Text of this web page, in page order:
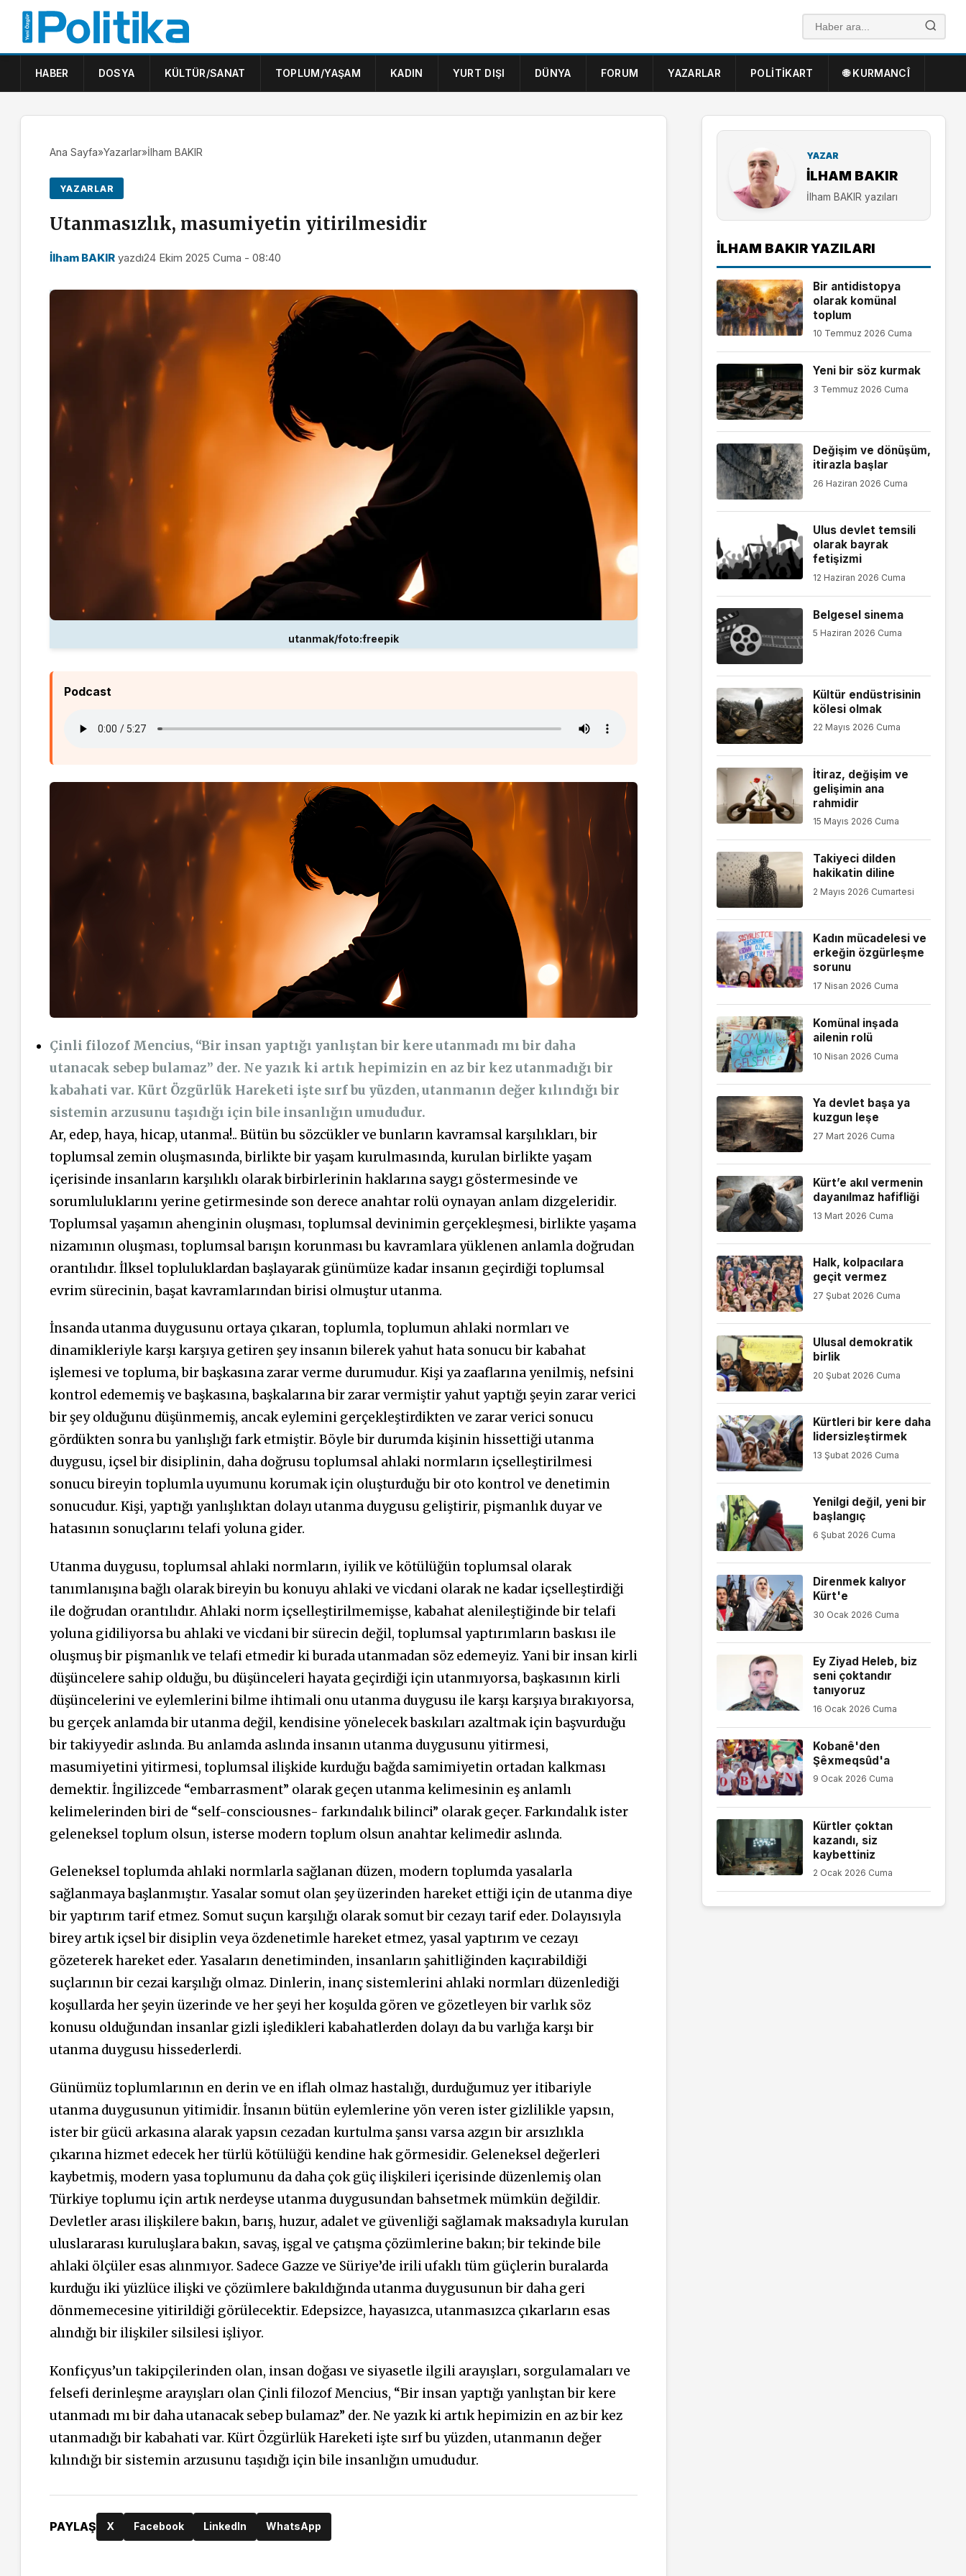
HABER DOSYA KÜLTÜR/SANAT TOPLUM/YAŞAM KADIN YURT DIŞI DÜNYA FORUM YAZARLAR POLITIKART 🌐 KURMANCÎ
Ana Sayfa»Yazarlar»İlham BAKIR
YAZARLAR
Utanmasızlık, masumiyetin yitirilmesidir
İlham BAKIR yazdı24 Ekim 2025 Cuma - 08:40
utanmak/foto:freepik
Podcast
Çinli filozof Mencius, “Bir insan yaptığı yanlıştan bir kere utanmadı mı bir daha
utanacak sebep bulamaz” der. Ne yazık ki artık hepimizin en az bir kez utanmadığı bir
kabahati var. Kürt Özgürlük Hareketi işte sırf bu yüzden, utanmanın değer kılındığı bir
sistemin arzusunu taşıdığı için bile insanlığın umududur.
Ar, edep, haya, hicap, utanma!.. Bütün bu sözcükler ve bunların kavramsal karşılıkları, bir
toplumsal zemin oluşmasında, birlikte bir yaşam kurulmasında, kurulan birlikte yaşam
içerisinde insanların karşılıklı olarak birbirlerinin haklarına saygı göstermesinde ve
sorumluluklarını yerine getirmesinde son derece anahtar rolü oynayan anlam dizgeleridir.
Toplumsal yaşamın ahenginin oluşması, toplumsal devinimin gerçekleşmesi, birlikte yaşama
nizamının oluşması, toplumsal barışın korunması bu kavramlara yüklenen anlamla doğrudan
orantılıdır. İlksel topluluklardan başlayarak günümüze kadar insanın geçirdiği toplumsal
evrim sürecinin, başat kavramlarından birisi olmuştur utanma.
İnsanda utanma duygusunu ortaya çıkaran, toplumla, toplumun ahlaki normları ve
dinamikleriyle karşı karşıya getiren şey insanın bilerek yahut hata sonucu bir kabahat
işlemesi ve topluma, bir başkasına zarar verme durumudur. Kişi ya zaaflarına yenilmiş, nefsini
kontrol edememiş ve başkasına, başkalarına bir zarar vermiştir yahut yaptığı şeyin zarar verici
bir şey olduğunu düşünmemiş, ancak eylemini gerçekleştirdikten ve zarar verici sonucu
gördükten sonra bu yanlışlığı fark etmiştir. Böyle bir durumda kişinin hissettiği utanma
duygusu, içsel bir disiplinin, daha doğrusu toplumsal ahlaki normların içselleştirilmesi
sonucu bireyin toplumla uyumunu korumak için oluşturduğu bir oto kontrol ve denetimin
sonucudur. Kişi, yaptığı yanlışlıktan dolayı utanma duygusu geliştirir, pişmanlık duyar ve
hatasının sonuçlarını telafi yoluna gider.
Utanma duygusu, toplumsal ahlaki normların, iyilik ve kötülüğün toplumsal olarak
tanımlanışına bağlı olarak bireyin bu konuyu ahlaki ve vicdani olarak ne kadar içselleştirdiği
ile doğrudan orantılıdır. Ahlaki norm içselleştirilmemişse, kabahat alenileştiğinde bir telafi
yoluna gidiliyorsa bu ahlaki ve vicdani bir sürecin değil, toplumsal yaptırımların baskısı ile
oluşmuş bir pişmanlık ve telafi etmedir ki burada utanmadan söz edemeyiz. Yani bir insan kirli
düşüncelere sahip olduğu, bu düşünceleri hayata geçirdiği için utanmıyorsa, başkasının kirli
düşüncelerini ve eylemlerini bilme ihtimali onu utanma duygusu ile karşı karşıya bırakıyorsa,
bu gerçek anlamda bir utanma değil, kendisine yönelecek baskıları azaltmak için başvurduğu
bir takiyyedir aslında. Bu anlamda aslında insanın utanma duygusunu yitirmesi,
masumiyetini yitirmesi, toplumsal ilişkide kurduğu bağda samimiyetin ortadan kalkması
demektir. İngilizcede “embarrasment” olarak geçen utanma kelimesinin eş anlamlı
kelimelerinden biri de “self-consciousnes- farkındalık bilinci” olarak geçer. Farkındalık ister
geleneksel toplum olsun, isterse modern toplum olsun anahtar kelimedir aslında.
Geleneksel toplumda ahlaki normlarla sağlanan düzen, modern toplumda yasalarla
sağlanmaya başlanmıştır. Yasalar somut olan şey üzerinden hareket ettiği için de utanma diye
bir yaptırım tarif etmez. Somut suçun karşılığı olarak somut bir cezayı tarif eder. Dolayısıyla
birey artık içsel bir disiplin veya özdenetimle hareket etmez, yasal yaptırım ve cezayı
gözeterek hareket eder. Yasaların denetiminden, insanların şahitliğinden kaçırabildiği
suçlarının bir cezai karşılığı olmaz. Dinlerin, inanç sistemlerini ahlaki normları düzenlediği
koşullarda her şeyin üzerinde ve her şeyi her koşulda gören ve gözetleyen bir varlık söz
konusu olduğundan insanlar gizli işledikleri kabahatlerden dolayı da bu varlığa karşı bir
utanma duygusu hissederlerdi.
Günümüz toplumlarının en derin ve en iflah olmaz hastalığı, durduğumuz yer itibariyle
utanma duygusunun yitimidir. İnsanın bütün eylemlerine yön veren ister gizlilikle yapsın,
ister bir gücü arkasına alarak yapsın cezadan kurtulma şansı varsa azgın bir arsızlıkla
çıkarına hizmet edecek her türlü kötülüğü kendine hak görmesidir. Geleneksel değerleri
kaybetmiş, modern yasa toplumunu da daha çok güç ilişkileri içerisinde düzenlemiş olan
Türkiye toplumu için artık nerdeyse utanma duygusundan bahsetmek mümkün değildir.
Devletler arası ilişkilere bakın, barış, huzur, adalet ve güvenliği sağlamak maksadıyla kurulan
uluslararası kuruluşlara bakın, savaş, işgal ve çatışma çözümlerine bakın; bir tekinde bile
ahlaki ölçüler esas alınmıyor. Sadece Gazze ve Süriye’de irili ufaklı tüm güçlerin buralarda
kurduğu iki yüzlüce ilişki ve çözümlere bakıldığında utanma duygusunun bir daha geri
dönmemecesine yitirildiği görülecektir. Edepsizce, hayasızca, utanmasızca çıkarların esas
alındığı bir ilişkiler silsilesi işliyor.
Konfiçyus’un takipçilerinden olan, insan doğası ve siyasetle ilgili arayışları, sorgulamaları ve
felsefi derinleşme arayışları olan Çinli filozof Mencius, “Bir insan yaptığı yanlıştan bir kere
utanmadı mı bir daha utanacak sebep bulamaz” der. Ne yazık ki artık hepimizin en az bir kez
utanmadığı bir kabahati var. Kürt Özgürlük Hareketi işte sırf bu yüzden, utanmanın değer
kılındığı bir sistemin arzusunu taşıdığı için bile insanlığın umududur.
PAYLAŞ X Facebook LinkedIn WhatsApp
YAZAR
İLHAM BAKIR
İlham BAKIR yazıları
İLHAM BAKIR YAZILARI
Bir antidistopya
olarak komünal
toplum
10 Temmuz 2026 Cuma
Yeni bir söz kurmak
3 Temmuz 2026 Cuma
Değişim ve dönüşüm,
itirazla başlar
26 Haziran 2026 Cuma
Ulus devlet temsili
olarak bayrak
fetişizmi
12 Haziran 2026 Cuma
Belgesel sinema
5 Haziran 2026 Cuma
Kültür endüstrisinin
kölesi olmak
22 Mayıs 2026 Cuma
İtiraz, değişim ve
gelişimin ana
rahmidir
15 Mayıs 2026 Cuma
Takiyeci dilden
hakikatin diline
2 Mayıs 2026 Cumartesi
Kadın mücadelesi ve
erkeğin özgürleşme
sorunu
17 Nisan 2026 Cuma
Komünal inşada
ailenin rolü
10 Nisan 2026 Cuma
Ya devlet başa ya
kuzgun leşe
27 Mart 2026 Cuma
Kürt’e akıl vermenin
dayanılmaz hafifliği
13 Mart 2026 Cuma
Halk, kolpacılara
geçit vermez
27 Şubat 2026 Cuma
Ulusal demokratik
birlik
20 Şubat 2026 Cuma
Kürtleri bir kere daha
lidersizleştirmek
13 Şubat 2026 Cuma
Yenilgi değil, yeni bir
başlangıç
6 Şubat 2026 Cuma
Direnmek kalıyor
Kürt'e
30 Ocak 2026 Cuma
Ey Ziyad Heleb, biz
seni çoktandır
tanıyoruz
16 Ocak 2026 Cuma
Kobanê'den
Şêxmeqsûd'a
9 Ocak 2026 Cuma
Kürtler çoktan
kazandı, siz
kaybettiniz
2 Ocak 2026 Cuma